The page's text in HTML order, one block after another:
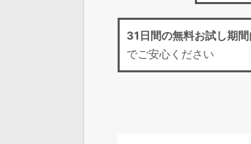
31日間の無料お試し期間
でご安心ください